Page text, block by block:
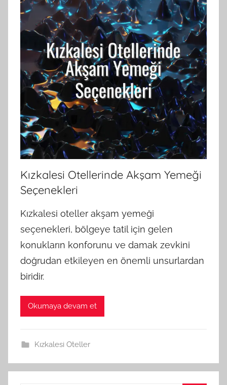
Kızkalesi Otellerinde Akşam Yemeği
Seçenekleri
Kızkalesi oteller akşam yemeği
seçenekleri, bölgeye tatil için gelen
konukların konforunu ve damak zevkini
doğrudan etkileyen en önemli unsurlardan
biridir.
Okumaya devam et
Kızkalesi Oteller